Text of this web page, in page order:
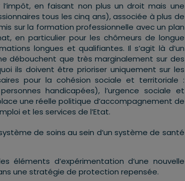
en faisant non plus un droit mais une
tous les cinq ans), associée à plus de
sur la formation professionnelle avec un plan
en particulier pour les chômeurs de longue
longues et qualifiantes. Il s’agit là d’un
débouchent que très marginalement sur des
ils doivent être prioriser uniquement sur les
pour la cohésion sociale et territoriale :
handicapées), l’urgence sociale et
une réelle politique d’accompagnement de
et les services de l’Etat.
de soins au sein d’un système de santé
d’expérimentation d’une nouvelle
une stratégie de protection repensée.